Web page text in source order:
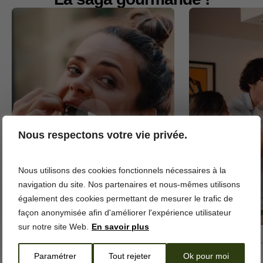
Nous respectons votre vie privée.
Nous utilisons des cookies fonctionnels nécessaires à la
navigation du site. Nos partenaires et nous-mêmes utilisons
également des cookies permettant de mesurer le trafic de
façon anonymisée afin d'améliorer l'expérience utilisateur
sur notre site Web.
En savoir plus
Paramétrer Tout rejeter Ok pour moi
Découvre ta salade vite fait,
bien frais !
Un arc-en-ciel de fruits et légumes
frais pour un été gourmand, coloré et
plein d’énergie.